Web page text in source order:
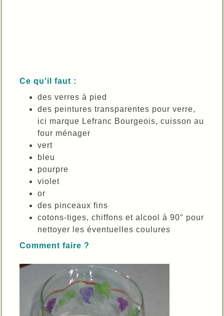
Ce qu'il faut :
des verres à pied
des peintures transparentes pour verre,
ici marque Lefranc Bourgeois, cuisson au
four ménager
vert
bleu
pourpre
violet
or
des pinceaux fins
cotons-tiges, chiffons et alcool à 90° pour
nettoyer les éventuelles coulures
Comment faire ?